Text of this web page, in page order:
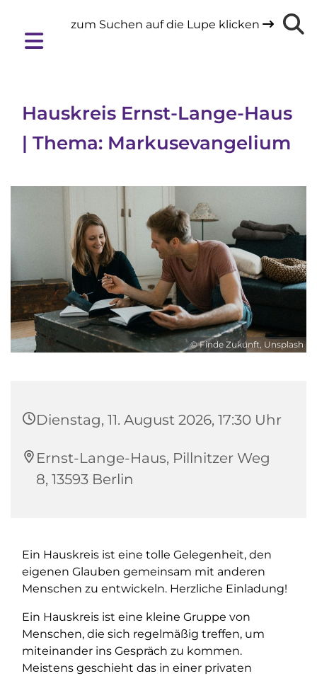
zum Suchen auf die Lupe klicken
Hauskreis Ernst-Lange-Haus
| Thema: Markusevangelium
© Finde Zukunft, Unsplash
Dienstag, 11. August 2026, 17:30 Uhr
Ernst-Lange-Haus, Pillnitzer Weg
8, 13593 Berlin
Ein Hauskreis ist eine tolle Gelegenheit, den
eigenen Glauben gemeinsam mit anderen
Menschen zu entwickeln. Herzliche Einladung!
Ein Hauskreis ist eine kleine Gruppe von
Menschen, die sich regelmäßig treffen, um
miteinander ins Gespräch zu kommen.
Meistens geschieht das in einer privaten